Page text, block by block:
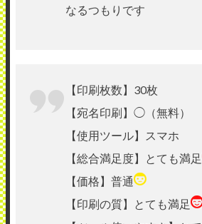
なるつもりです
【印刷枚数】30枚
【宛名印刷】◯（無料）
【使用ツール】スマホ
【総合満足度】とても満足
【価格】普通
【印刷の質】とても満足